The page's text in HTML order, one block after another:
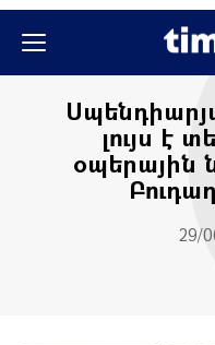
լույս է
օպերային
29/